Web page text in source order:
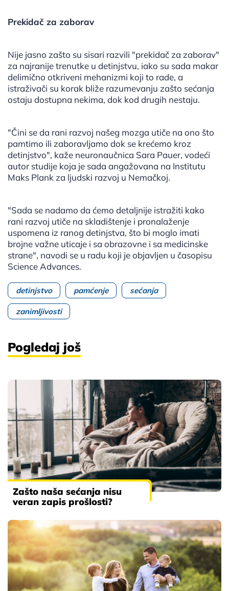
Prekidač za zaborav
Nije jasno zašto su sisari razvili "prekidač za zaborav"
za najranije trenutke u detinjstvu, iako su sada makar
delimično otkriveni mehanizmi koji to rade, a
istraživači su korak bliže razumevanju zašto sećanja
ostaju dostupna nekima, dok kod drugih nestaju.
"Čini se da rani razvoj našeg mozga utiče na ono što
pamtimo ili zaboravljamo dok se krećemo kroz
detinjstvo", kaže neuronaučnica Sara Pauer, vodeći
autor studije koja je sada angažovana na Institutu
Maks Plank za ljudski razvoj u Nemačkoj.
"Sada se nadamo da ćemo detaljnije istražiti kako
rani razvoj utiče na skladištenje i pronalaženje
uspomena iz ranog detinjstva, što bi moglo imati
brojne važne uticaje i sa obrazovne i sa medicinske
strane", navodi se u radu koji je objavljen u časopisu
Science Advances.
detinjstvo pamćenje sećanja
zanimljivosti
Pogledaj još
Zašto naša sećanja nisu
veran zapis prošlosti?